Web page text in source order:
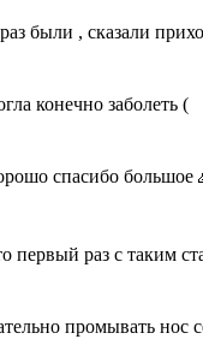
были , сказали
конечно заболеть (
спасибо большое
первый раз с таким
промывать